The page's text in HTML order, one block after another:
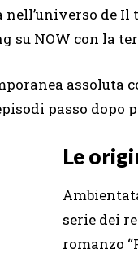
nell’universo de
su NOW con la
passo dopo
Le
serie dei
romanzo